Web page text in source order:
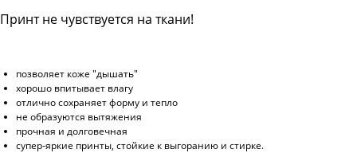
Принт не чувствуется на ткани!
позволяет коже "дышать"
хорошо впитывает влагу
отлично сохраняет форму и тепло
не образуются вытяжения
прочная и долговечная
супер-яркие принты, стойкие к выгоранию и стирке.